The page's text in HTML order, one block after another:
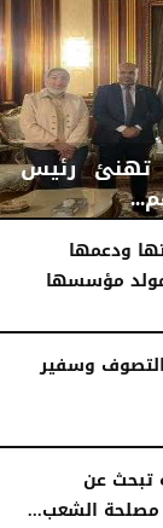
تهنئ رئيس
ودعمها
مؤسسها
التصوف وسفير
تبحث عن
الشعب...